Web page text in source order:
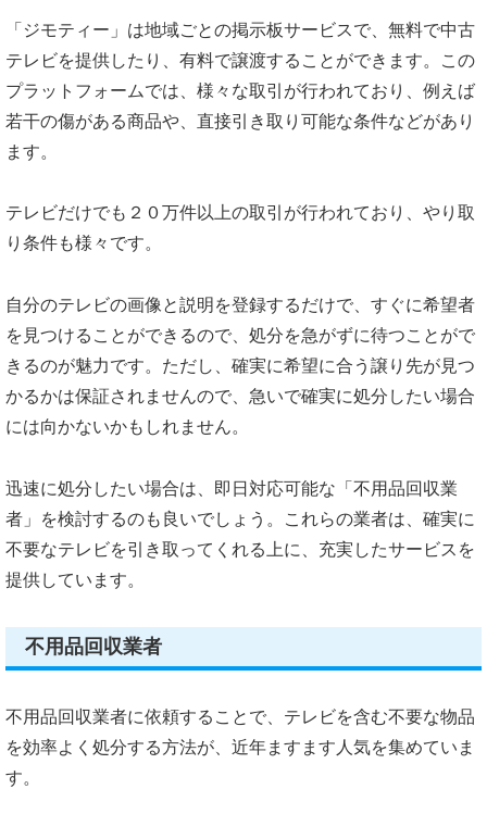
「ジモティー」は地域ごとの掲示板サービスで、無料で中古
テレビを提供したり、有料で譲渡することができます。この
プラットフォームでは、様々な取引が行われており、例えば
若干の傷がある商品や、直接引き取り可能な条件などがあり
ます。
テレビだけでも２０万件以上の取引が行われており、やり取
り条件も様々です。
自分のテレビの画像と説明を登録するだけで、すぐに希望者
を見つけることができるので、処分を急がずに待つことがで
きるのが魅力です。ただし、確実に希望に合う譲り先が見つ
かるかは保証されませんので、急いで確実に処分したい場合
には向かないかもしれません。
迅速に処分したい場合は、即日対応可能な「不用品回収業
者」を検討するのも良いでしょう。これらの業者は、確実に
不要なテレビを引き取ってくれる上に、充実したサービスを
提供しています。
不用品回収業者
不用品回収業者に依頼することで、テレビを含む不要な物品
を効率よく処分する方法が、近年ますます人気を集めていま
す。